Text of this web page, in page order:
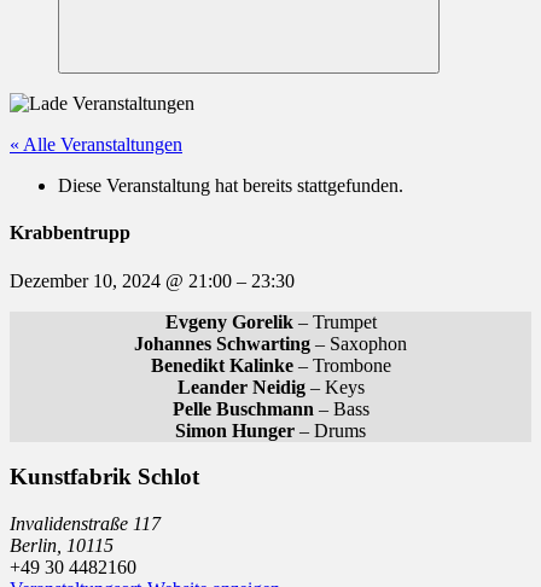
Suchen
« Alle Veranstaltungen
Diese Veranstaltung hat bereits stattgefunden.
Krabbentrupp
Dezember 10, 2024 @ 21:00 – 23:30
Evgeny Gorelik – Trumpet
Johannes Schwarting – Saxophon
Benedikt Kalinke– Trombone
Leander Neidig – Keys
Pelle Buschmann – Bass
Simon Hunger – Drums
Kunstfabrik Schlot
Invalidenstraße 117
Berlin 10115
+49 30 4482160